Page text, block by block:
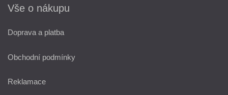
Vše o nákupu
Doprava a platba
Obchodní podmínky
Reklamace